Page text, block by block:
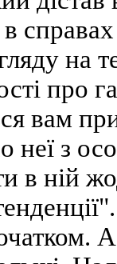
на
про
вам
неї з
в ній